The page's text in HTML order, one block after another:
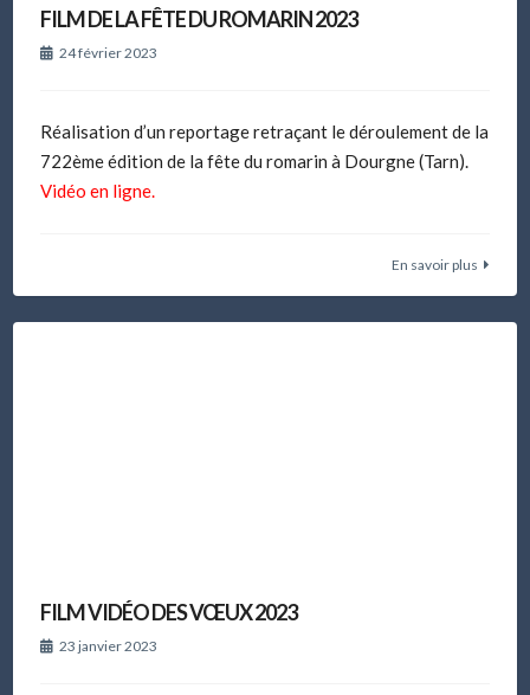
FILM DE LA FÊTE DU ROMARIN 2023
24 février 2023
Réalisation d’un reportage retraçant le déroulement de la
722ème édition de la fête du romarin à Dourgne (Tarn).
Vidéo en ligne.
En savoir plus
FILM VIDÉO DES VŒUX 2023
23 janvier 2023